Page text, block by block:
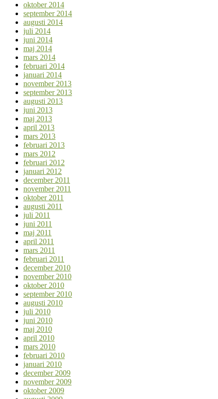
oktober 2014
september 2014
augusti 2014
juli 2014
juni 2014
maj 2014
mars 2014
februari 2014
januari 2014
november 2013
september 2013
augusti 2013
juni 2013
maj 2013
april 2013
mars 2013
februari 2013
mars 2012
februari 2012
januari 2012
december 2011
november 2011
oktober 2011
augusti 2011
juli 2011
juni 2011
maj 2011
april 2011
mars 2011
februari 2011
december 2010
november 2010
oktober 2010
september 2010
augusti 2010
juli 2010
juni 2010
maj 2010
april 2010
mars 2010
februari 2010
januari 2010
december 2009
november 2009
oktober 2009